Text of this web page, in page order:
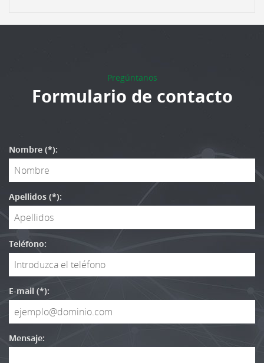
Pregúntanos
Formulario de contacto
Nombre (*):
Apellidos (*):
Teléfono:
E-mail (*):
Mensaje: